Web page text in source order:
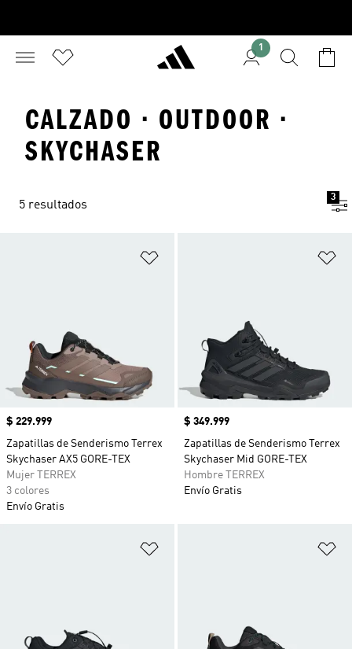
1
CALZADO · OUTDOOR ·
SKYCHASER
5 resultados
3
Precio
$ 229.999
Zapatillas de Senderismo Terrex
Skychaser AX5 GORE-TEX
Mujer TERREX
3 colores
Envío Gratis
Precio
$ 349.999
Zapatillas de Senderismo Terrex
Skychaser Mid GORE-TEX
Hombre TERREX
Envío Gratis